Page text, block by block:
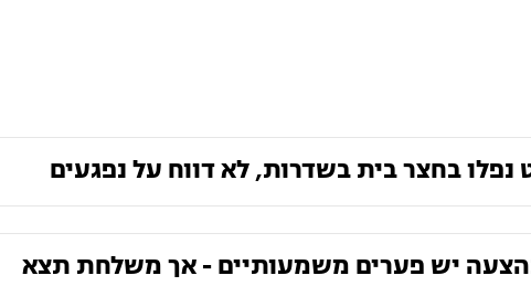
נפלו בחצר בית בשדרות, לא דווח על נפגעים
יש פערים משמעותיים - אך משלחת תצא